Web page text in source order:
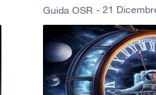
Guida OSR - 21